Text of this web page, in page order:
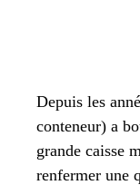
Depuis les
conteneur) a
grande caisse
renfermer une